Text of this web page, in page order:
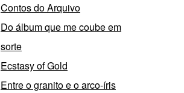
Contos do Arquivo
Do álbum que me coube em
sorte
Ecstasy of Gold
Entre o granito e o arco-íris